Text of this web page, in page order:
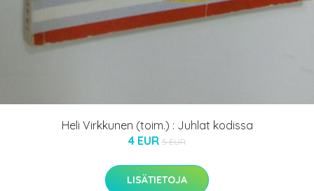
Heli Virkkunen (toim.) : Juhlat kodissa
4 EUR 5 EUR
LISÄTIETOJA